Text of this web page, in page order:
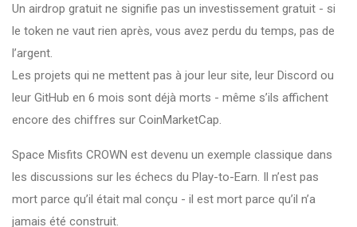
Un airdrop gratuit ne signifie pas un investissement gratuit - si
le token ne vaut rien après, vous avez perdu du temps, pas de
l’argent.
Les projets qui ne mettent pas à jour leur site, leur Discord ou
leur GitHub en 6 mois sont déjà morts - même s’ils affichent
encore des chiffres sur CoinMarketCap.
Space Misfits CROWN est devenu un exemple classique dans
les discussions sur les échecs du Play-to-Earn. Il n’est pas
mort parce qu’il était mal conçu - il est mort parce qu’il n’a
jamais été construit.